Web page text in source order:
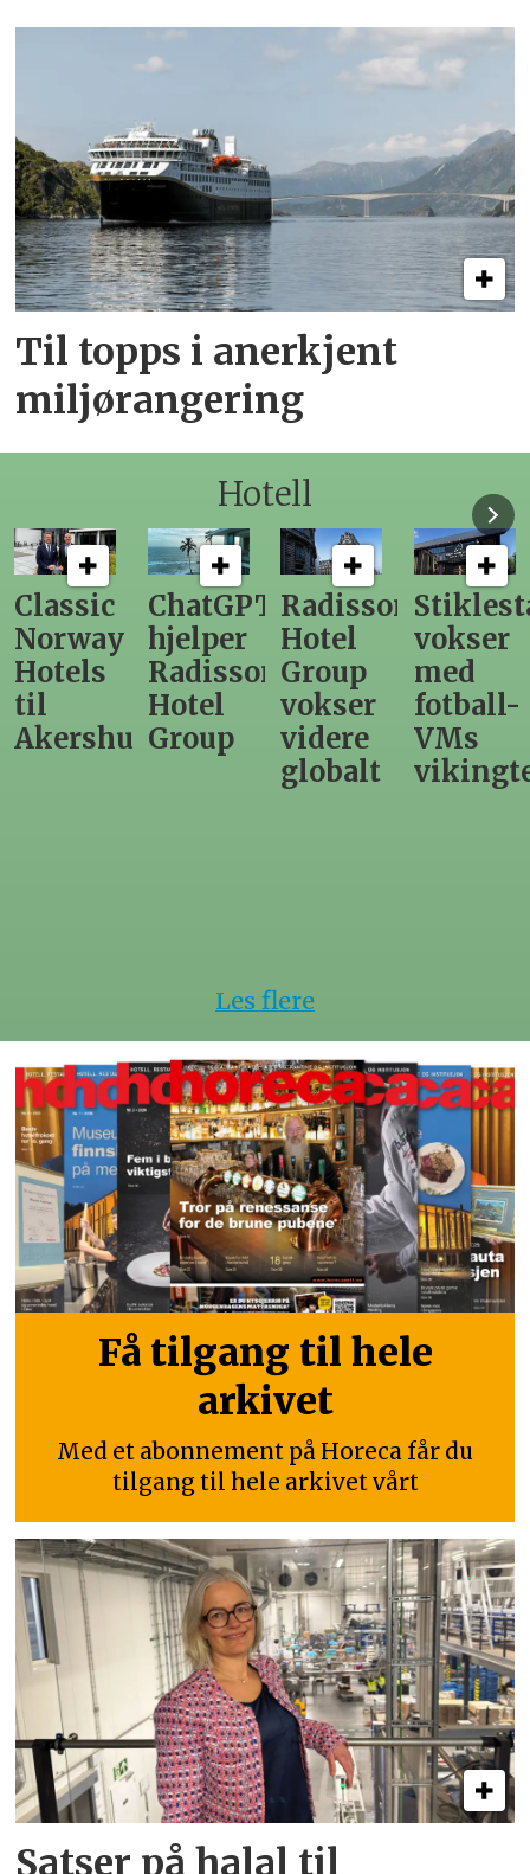
Til topps i anerkjent
miljørangering
Hotell
ChatGPT
hjelper
Radisson
Hotel
Group
Radisson
Hotel
Group
vokser
videre
Stiklestad
vokser
med
fotball-
VMs
vikingtematikk
Fra
direktør
til
nytt
Les flere
Få tilgang til hele
arkivet
Med et abonnement på Horeca får du
tilgang til hele arkivet vårt
Satser på halal til